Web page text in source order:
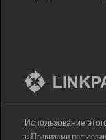
Использование
с Правилами